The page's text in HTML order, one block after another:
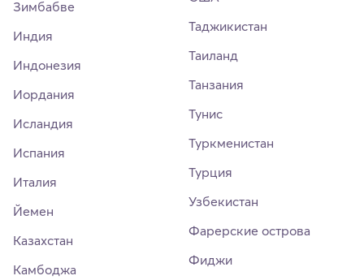
Зимбабве
Индия
Индонезия
Иордания
Исландия
Испания
Италия
Йемен
Казахстан
Камбоджа
Таджикистан
Таиланд
Танзания
Тунис
Туркменистан
Турция
Узбекистан
Фарерские острова
Фиджи